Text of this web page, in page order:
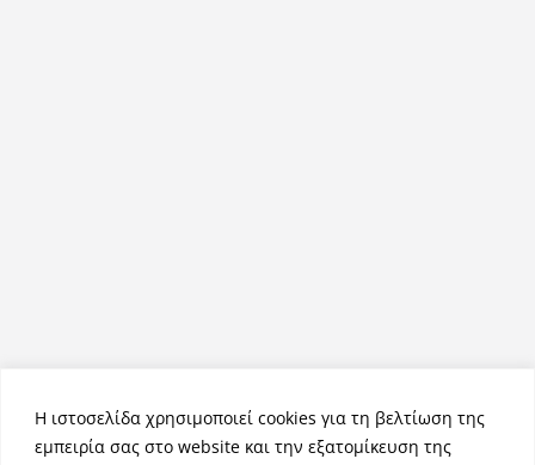
Η ιστοσελίδα χρησιμοποιεί cookies για τη βελτίωση της
εμπειρία σας στο website και την εξατομίκευση της